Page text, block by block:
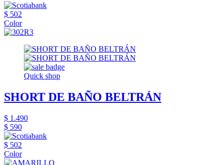
$ 502
Color
Quick shop
SHORT DE BAÑO BELTRÁN
$ 1.490
$ 590
$ 502
Color